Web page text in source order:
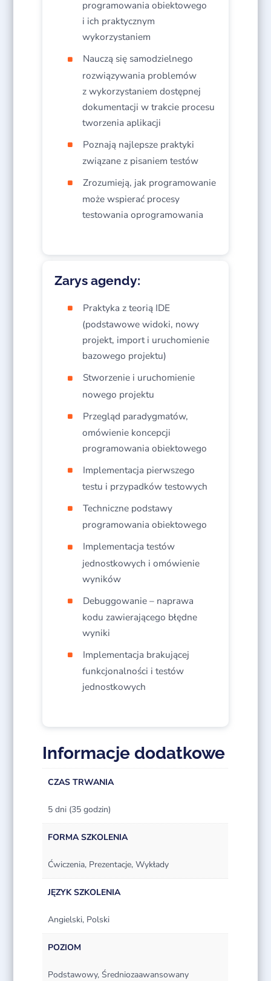
programowania obiektowego
i ich praktycznym
wykorzystaniem​
Nauczą się samodzielnego
rozwiązywania problemów
z wykorzystaniem dostępnej
dokumentacji w trakcie procesu
tworzenia aplikacji​
Poznają najlepsze praktyki
związane z pisaniem testów​
Zrozumieją, jak programowanie
może wspierać procesy
testowania oprogramowania​
Zarys agendy:
Praktyka z teorią IDE
(podstawowe widoki, nowy
projekt, import i uruchomienie
bazowego projektu)​
Stworzenie i uruchomienie
nowego projektu​
Przegląd paradygmatów,
omówienie koncepcji
programowania obiektowego​
Implementacja pierwszego
testu i przypadków testowych​
Techniczne podstawy
programowania obiektowego​
Implementacja testów
jednostkowych i omówienie
wyników​
Debuggowanie – naprawa
kodu zawierającego błędne
wyniki​
Implementacja brakującej
funkcjonalności i testów
jednostkowych​
Informacje dodatkowe
CZAS TRWANIA
5 dni (35 godzin)
FORMA SZKOLENIA
Ćwiczenia, Prezentacje, Wykłady
JĘZYK SZKOLENIA
Angielski, Polski
POZIOM
Podstawowy, Średniozaawansowany